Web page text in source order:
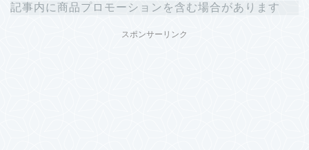
記事内に商品プロモーションを含む場合があります
スポンサーリンク